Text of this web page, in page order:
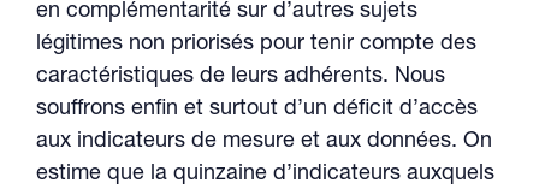
en complémentarité sur d’autres sujets
légitimes non priorisés pour tenir compte des
caractéristiques de leurs adhérents. Nous
souffrons enfin et surtout d’un déficit d’accès
aux indicateurs de mesure et aux données. On
estime que la quinzaine d’indicateurs auxquels